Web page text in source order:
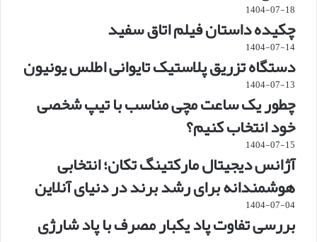
1404-07-18
چکیده داستان فیلم اتاق سفید
1404-07-14
دستگاه تزریق پلاستیک تایوانی اطلس یونیون
1404-07-13
چطور یک ساعت مچی مناسب با تیپ شخصی
خود انتخاب کنیم؟
1404-07-15
آژانس دیجیتال مارکتینگ تکان؛ انتخابی
هوشمندانه برای رشد برند در دنیای آنلاین
1404-07-04
بررسی تفاوت پاد یکبار مصرف با پاد شارژی